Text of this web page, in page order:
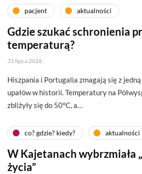
pacjent aktualności
Gdzie szukać schronienia
temperaturą?
31 lipca 2026
Hiszpania i Portugalia zmagają się z
upałów w historii. Temperatury na
zbliżyły się do 50°C, a…
co? gdzie? kiedy? aktualności
W Kajetanach wybrzmiała
życia”